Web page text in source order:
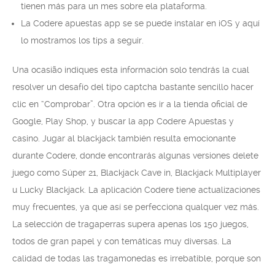
tienen más para un mes sobre ela plataforma.
La Codere apuestas app se se puede instalar en iOS y aquí
lo mostramos los tips a seguir.
Una ocasião indiques esta información solo tendrás la cual
resolver un desafío del tipo captcha bastante sencillo hacer
clic en “Comprobar”. Otra opción es ir a la tienda oficial de
Google, Play Shop, y buscar la app Codere Apuestas y
casino. Jugar al blackjack también resulta emocionante
durante Codere, donde encontrarás algunas versiones delete
juego como Súper 21, Blackjack Cave in, Blackjack Multiplayer
u Lucky Blackjack. La aplicación Codere tiene actualizaciones
muy frecuentes, ya que así se perfecciona qualquer vez más.
La selección de tragaperras supera apenas los 150 juegos,
todos de gran papel y con temáticas muy diversas. La
calidad de todas las tragamonedas es irrebatible, porque son